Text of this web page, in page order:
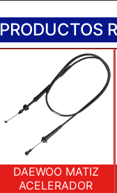
PRODUCTOS
DAEWOO MATIZ
ACELERADOR